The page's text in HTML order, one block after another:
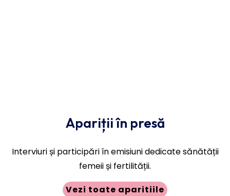
Apariții în presă
Interviuri și participări în emisiuni dedicate sănătății
femeii și fertilității.
Vezi toate aparitiile